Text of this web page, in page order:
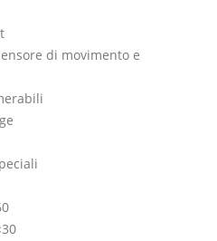
di movimento e